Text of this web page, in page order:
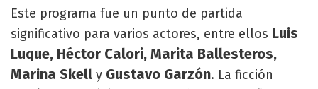
Este programa fue un punto de partida
significativo para varios actores, entre ellos Luis
Luque, Héctor Calori, Marita Ballesteros,
Marina Skell y Gustavo Garzón. La ficción